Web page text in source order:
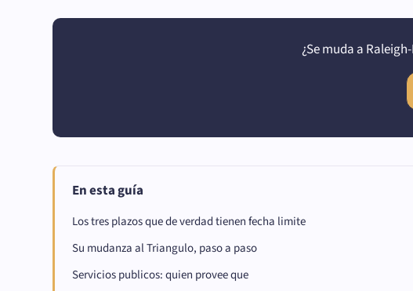
¿Se muda a
En esta guía
Los tres plazos que de verdad tienen fecha limite
Su mudanza al Triangulo, paso a paso
Servicios publicos: quien provee que